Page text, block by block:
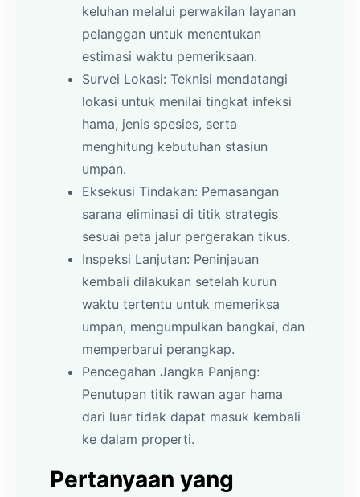
keluhan melalui perwakilan layanan
pelanggan untuk menentukan
estimasi waktu pemeriksaan.
Survei Lokasi: Teknisi mendatangi
lokasi untuk menilai tingkat infeksi
hama, jenis spesies, serta
menghitung kebutuhan stasiun
umpan.
Eksekusi Tindakan: Pemasangan
sarana eliminasi di titik strategis
sesuai peta jalur pergerakan tikus.
Inspeksi Lanjutan: Peninjauan
kembali dilakukan setelah kurun
waktu tertentu untuk memeriksa
umpan, mengumpulkan bangkai, dan
memperbarui perangkap.
Pencegahan Jangka Panjang:
Penutupan titik rawan agar hama
dari luar tidak dapat masuk kembali
ke dalam properti.
Pertanyaan yang